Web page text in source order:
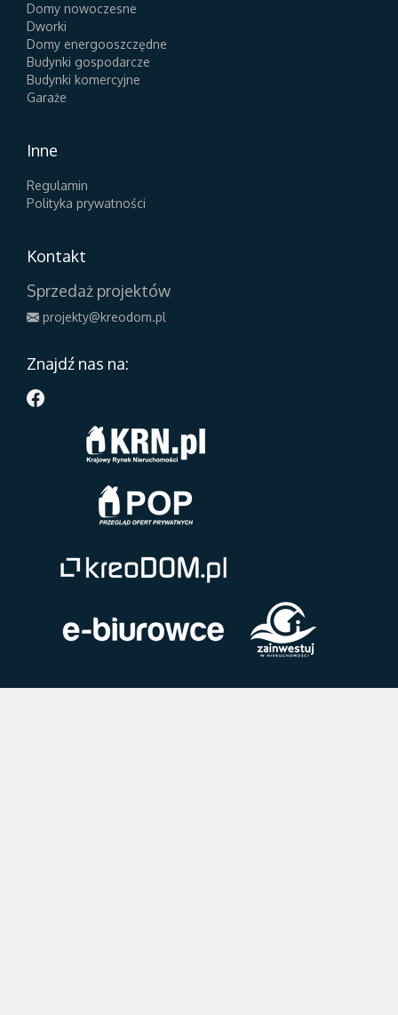
Domy nowoczesne
Dworki
Domy energooszczędne
Budynki gospodarcze
Budynki komercyjne
Garaże
Inne
Regulamin
Polityka prywatności
Kontakt
Sprzedaż projektów
projekty@kreodom.pl
Znajdź nas na: